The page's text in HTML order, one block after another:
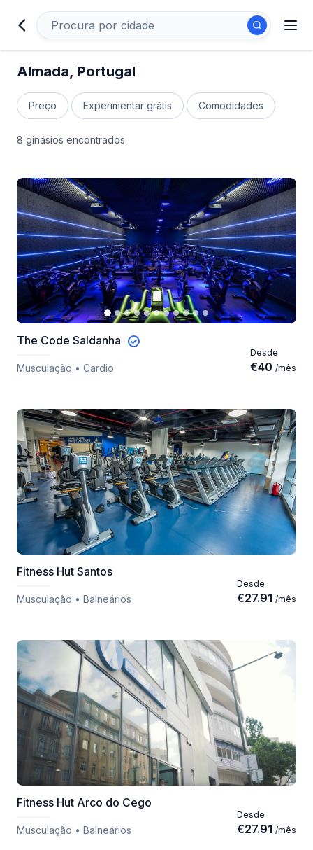
Almada, Portugal
Preço Experimentar grátis Comodidades
8 ginásios encontrados
The Code Saldanha
Musculação • Cardio
Desde
€40 /mês
Fitness Hut Santos
Musculação • Balneários
Desde
€27.91 /mês
Fitness Hut Arco do Cego
Musculação • Balneários
Desde
€27.91 /mês